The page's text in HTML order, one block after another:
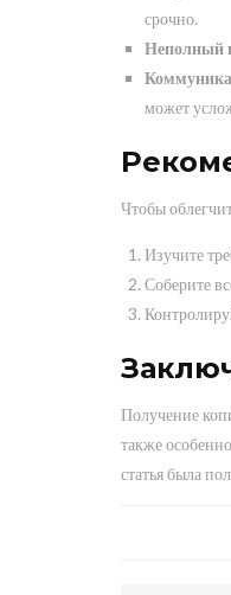
срочно.
Неполный
может
Чтобы
Изучите
Соберите
Получение
также
статья была